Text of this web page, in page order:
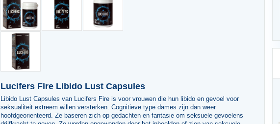
Lucifers Fire Libido Lust Capsules
Libido Lust Capsules van Lucifers Fire is voor vrouwen die hun libido en gevoel voor
seksualiteit extreem willen versterken. Cognitieve type dames zijn dan weer
hoofdgeorienteerd. Ze baseren zich op gedachten en fantasie om seksuele gevoelens